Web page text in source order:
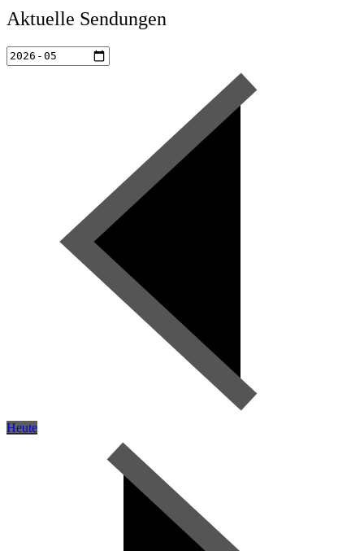
Aktuelle Sendungen
Heute